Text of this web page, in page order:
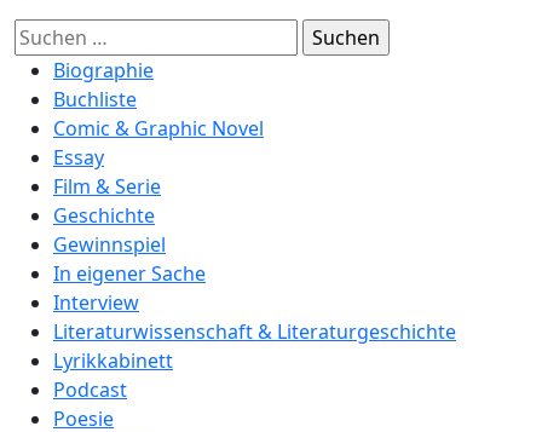
Suchen
nach:Biographie
Buchliste
Comic & Graphic Novel
Essay
Film & Serie
Geschichte
Gewinnspiel
In eigener Sache
Interview
Literaturwissenschaft & Literaturgeschichte
Lyrikkabinett
Podcast
Poesie